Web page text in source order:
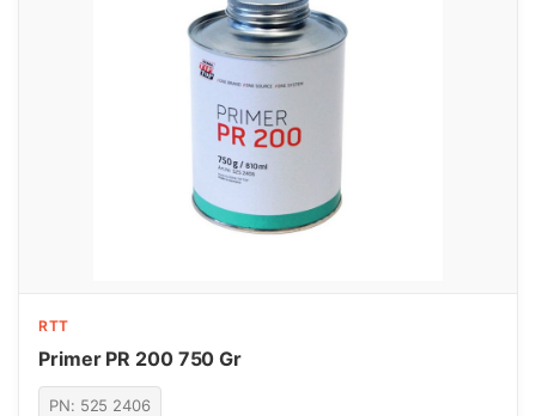
RTT
Primer PR 200 750 Gr
PN: 525 2406